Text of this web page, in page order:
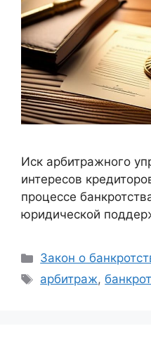
Иск арбитражного
интересов
процессе
юридической
Рубрики
Закон о
Метки
арбитраж,